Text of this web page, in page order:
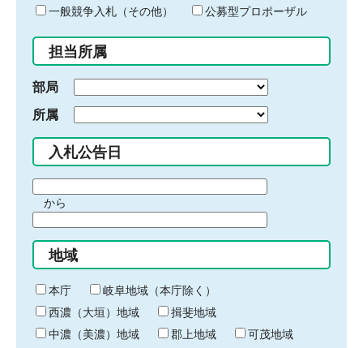
ド
入
力
一般競争入札（その他）
公募型プロポーザル
担当所属
部局
所属
入札公告日
間
始
り
から
間
終
わ
り
地域
本庁
岐阜地域（本庁除く）
西濃（大垣）地域
揖斐地域
中濃（美濃）地域
郡上地域
可茂地域